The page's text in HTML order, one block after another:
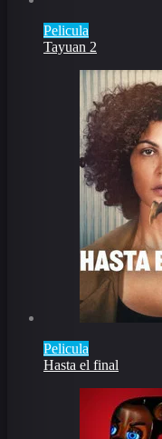
Pelicula
Tayuan 2
Pelicula
Hasta el final